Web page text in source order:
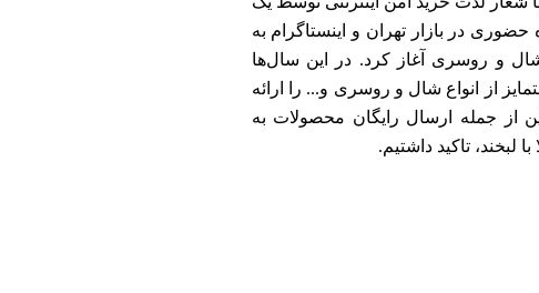
فروشگاه حضوری در بازار تهران و اینستاگرام به
و روسری آغاز کرد. در این سال‌ها
از انواع شال و روسری و... را ارائه
از جمله ارسال رایگان محصولات به
تاکید داشتیم.